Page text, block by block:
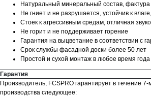
Натуральный минеральный состав,
Не гниет и не разрушается, устойчив к
Стоек к агрессивным средам, отличная
Не горит и не поддерживает горение
Гарантия на выцветание в соответствии с
Срок службы фасадной доски более 50 лет
Простой и сухой монтаж в любое время года
Гарантия
Производитель, FCSPRO гарантирует в течение
производства следующее: